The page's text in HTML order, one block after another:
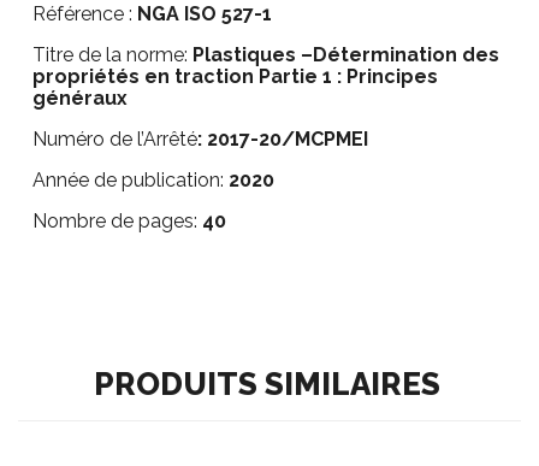
Référence : NGA ISO 527-1
Titre de la norme: Plastiques –Détermination des
propriétés en traction Partie 1 : Principes
généraux
Numéro de l’Arrêté: 2017-20/MCPMEI
Année de publication: 2020
Nombre de pages: 40
PRODUITS SIMILAIRES